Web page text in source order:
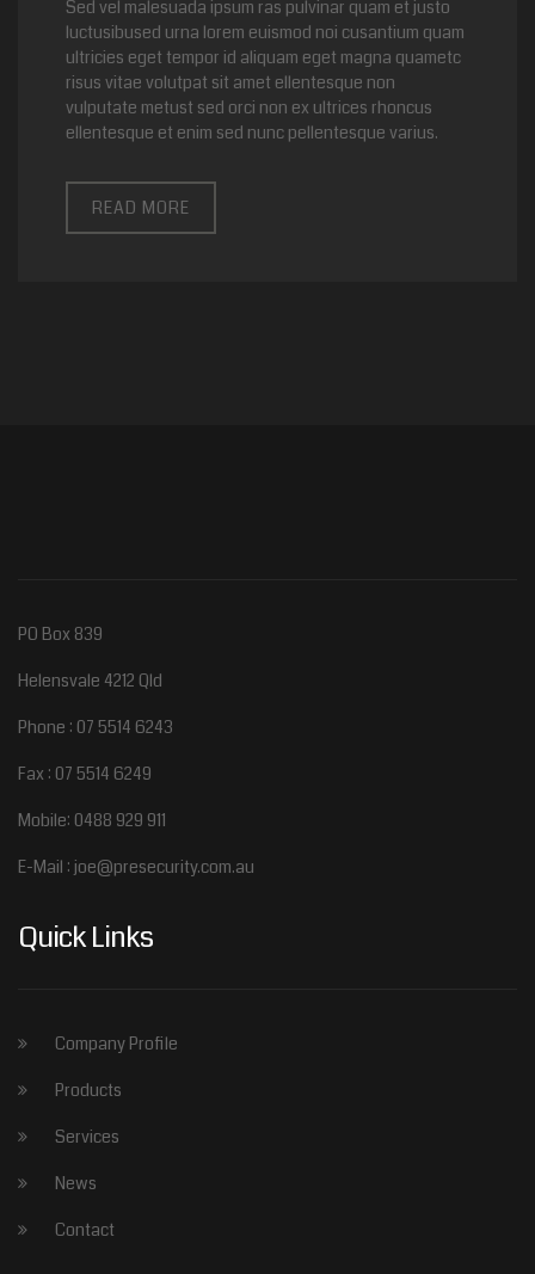
Sed vel malesuada ipsum ras pulvinar quam et justo
luctusibused urna lorem euismod noi cusantium quam
ultricies eget tempor id aliquam eget magna quametc
risus vitae volutpat sit amet ellentesque non
vulputate metust sed orci non ex ultrices rhoncus
ellentesque et enim sed nunc pellentesque varius.
READ MORE
PO Box 839
Helensvale 4212 Qld
Phone : 07 5514 6243
Fax : 07 5514 6249
Mobile: 0488 929 911
E-Mail : joe@presecurity.com.au
Quick Links
Company Profile
Products
Services
News
Contact